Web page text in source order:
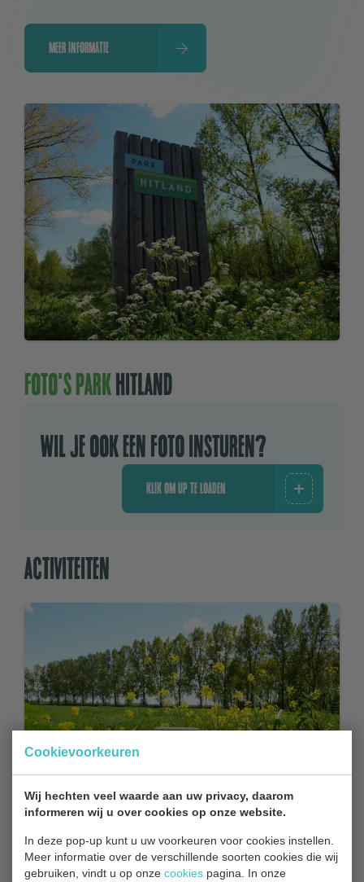
Cookievoorkeuren
Wij hechten veel waarde aan uw privacy, daarom
informeren wij u over cookies op onze website.
In deze pop-up kunt u uw voorkeuren voor cookies instellen.
Meer informatie over de verschillende soorten cookies die wij
gebruiken, vindt u op onze cookies pagina. In onze
MEER INFORMATIE
Foto's park hitland
Wil je ook een foto insturen?
KLIK OM UP TE LOADEN
Activiteiten